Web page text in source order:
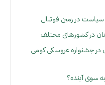
سیاست در زمین فوتبال
در کشورهای مختلف
جشنواره عروسکی کومی
سوی آینده؟